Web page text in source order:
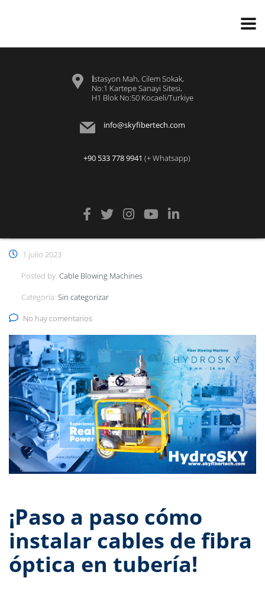
İstasyon Mah, Cilem Sokak,
No:1 Kartepe Sanayi Sitesi,
H1 Blok No:50 Kocaeli/Turkiye
info@skyfibertech.com
+90 533 778 9941 (+ Whatsapp)
1 julio 2023
Posted by: Cable Blowing Machines
Categoría: Sin categorizar
No hay comentarios
¡Paso a paso cómo
instalar cables de fibra
óptica en tubería!